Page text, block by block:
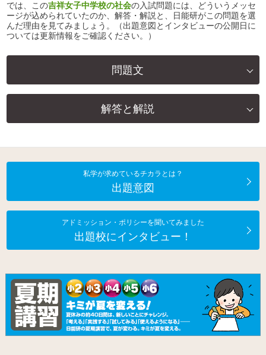
では、この吉祥女子中学校の社会の入試問題には、どういうメッセ
ージが込められていたのか、解答・解説と、日能研がこの問題を選
んだ理由を見てみましょう。（出題意図とインタビューの公開日に
ついては更新情報をご確認ください。）
問題文
解答と解説
私学が求めているチカラとは？
出題意図
アドミッション・ポリシーを聞いてみました
出題校にインタビュー！